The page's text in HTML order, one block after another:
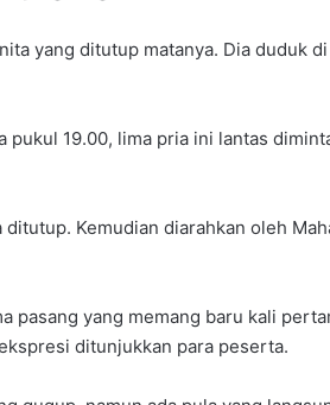
yang ditutup matanya. Dia duduk
19.00, lima pria ini lantas
Kemudian diarahkan oleh
pasang yang memang baru kali
ditunjukkan para peserta.